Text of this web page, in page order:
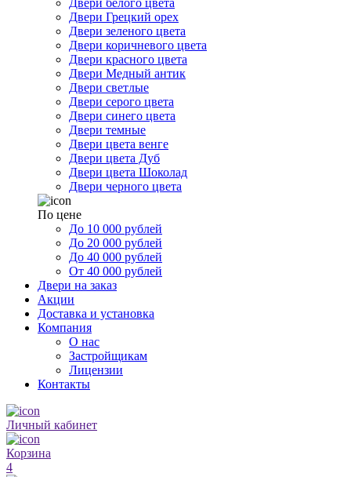
Двери белого цвета
Двери Грецкий орех
Двери зеленого цвета
Двери коричневого цвета
Двери красного цвета
Двери Медный антик
Двери светлые
Двери серого цвета
Двери синего цвета
Двери темные
Двери цвета венге
Двери цвета Дуб
Двери цвета Шоколад
Двери черного цвета
По цене
До 10 000 рублей
До 20 000 рублей
До 40 000 рублей
От 40 000 рублей
Двери на заказ
Акции
Доставка и установка
Компания
О нас
Застройщикам
Лицензии
Контакты
Личный кабинет
Корзина
4